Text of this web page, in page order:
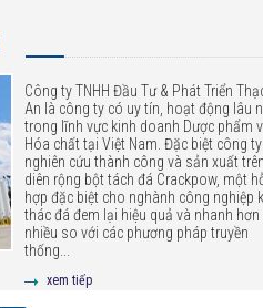
Công ty TNHH Đầu Tư & Phát Triển
An là công ty có uy tín, hoạt động lâu
trong lĩnh vực kinh doanh Dược phẩm
Hóa chất tại Việt Nam. Đặc biệt công
nghiên cứu thành công và sản xuất
diên rộng bột tách đá Crackpow, một
hợp đặc biệt cho nghành công nghiệp
thác đá đem lại hiệu quả và nhanh
nhiều so với các phương pháp truyền
thống...
xem tiếp